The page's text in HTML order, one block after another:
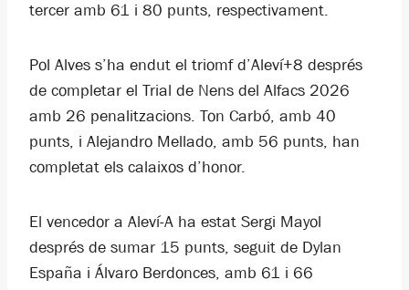
tercer amb 61 i 80 punts, respectivament.
Pol Alves s’ha endut el triomf d’Aleví+8 després
de completar el Trial de Nens del Alfacs 2026
amb 26 penalitzacions. Ton Carbó, amb 40
punts, i Alejandro Mellado, amb 56 punts, han
completat els calaixos d’honor.
El vencedor a Aleví-A ha estat Sergi Mayol
després de sumar 15 punts, seguit de Dylan
España i Álvaro Berdonces, amb 61 i 66